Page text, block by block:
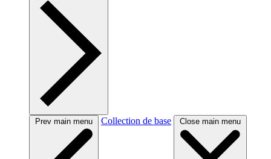
Prev main menu Collection de base Close main menu